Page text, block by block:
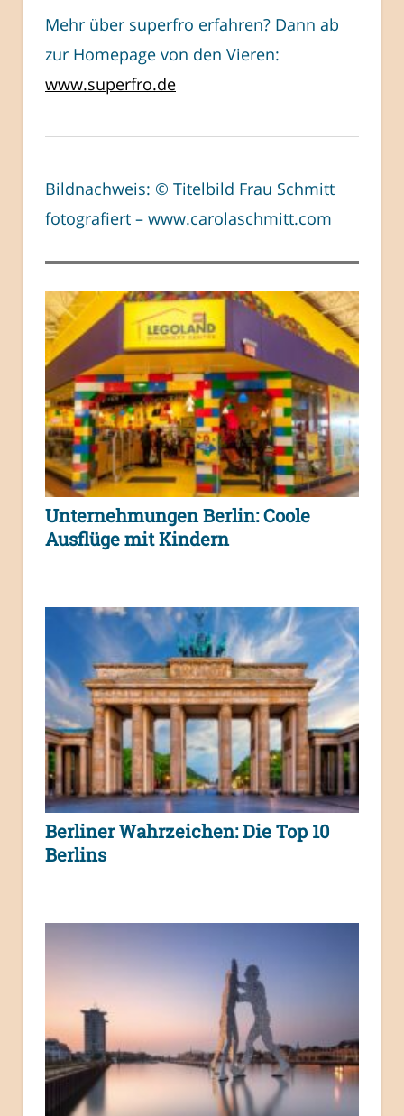
Mehr über superfro erfahren? Dann ab
zur Homepage von den Vieren:
www.superfro.de
Bildnachweis: © Titelbild Frau Schmitt
fotografiert – www.carolaschmitt.com
Unternehmungen Berlin: Coole
Ausflüge mit Kindern
Berliner Wahrzeichen: Die Top 10
Berlins